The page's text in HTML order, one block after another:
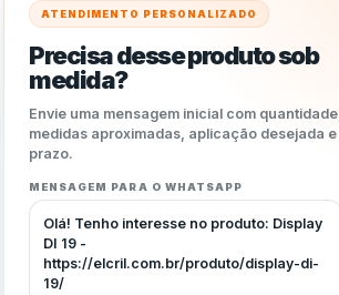
ATENDIMENTO PERSONALIZADO
Precisa desse produto sob
medida?
Envie uma mensagem inicial com quantidade,
medidas aproximadas, aplicação desejada e
prazo.
MENSAGEM PARA O WHATSAPP